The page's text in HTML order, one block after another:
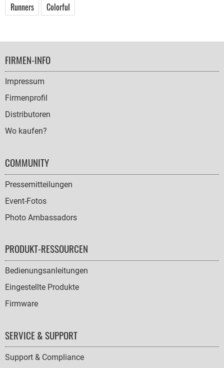
Runners Colorful
FOOTER
NAVIGATION
FIRMEN-INFO
Impressum
Firmenprofil
Distributoren
Wo kaufen?
COMMUNITY
Pressemitteilungen
Event-Fotos
Photo Ambassadors
PRODUKT-RESSOURCEN
Bedienungsanleitungen
Eingestellte Produkte
Firmware
SERVICE & SUPPORT
Support & Compliance